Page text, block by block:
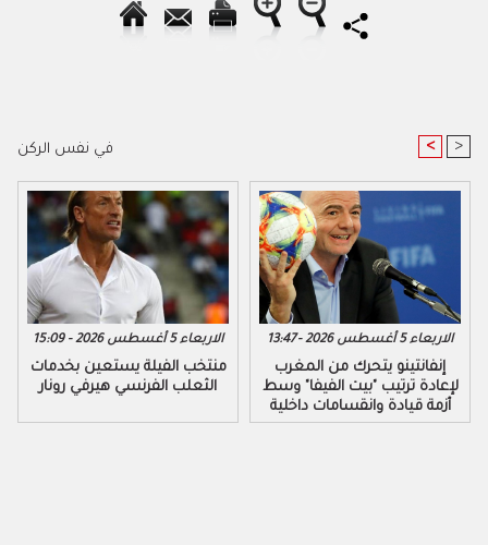
في نفس الركن < >
الاربعاء 5 أغسطس 2026 - 15:09
منتخب الفيلة يستعين بخدمات
الثعلب الفرنسي هيرفي رونار
الاربعاء 5 أغسطس 2026 - 13:47
إنفانتينو يتحرك من المغرب
لإعادة ترتيب "بيت الفيفا" وسط
أزمة قيادة وانقسامات داخلية